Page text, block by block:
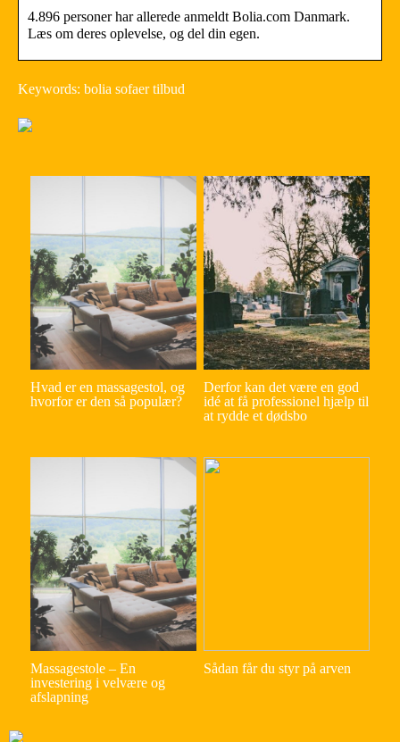
4.896 personer har allerede anmeldt Bolia.com Danmark.
Læs om deres oplevelse, og del din egen.
Keywords: bolia sofaer tilbud
Hvad er en massagestol, og
hvorfor er den så populær?
Derfor kan det være en god
idé at få professionel hjælp til
at rydde et dødsbo
Massagestole – En
investering i velvære og
afslapning
Sådan får du styr på arven